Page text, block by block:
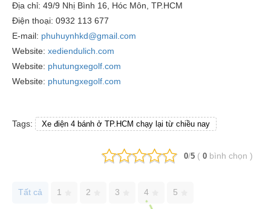
Địa chỉ: 49/9 Nhị Bình 16, Hóc Môn, TP.HCM
Điện thoại: 0932 113 677
E-mail: phuhuynhkd@gmail.com
Website: xediendulich.com
Website: phutungxegolf.com
Website: phutungxegolf.com
Tags: Xe điện 4 bánh ở TP.HCM chạy lại từ chiều nay
0/5 ( 0 bình chọn )
Tất cả 1 2 3 4 5